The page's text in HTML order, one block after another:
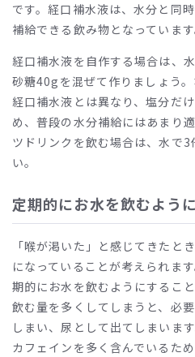
です。経口補水液は、水分と同
補給できる飲み物となっています
経口補水液を自作する場合は、
砂糖40gを混ぜて作りましょう
経口補水液とは異なり、塩分だ
め、普段の水分補給にはあまり
ツドリンクを飲む場合は、水で
い。
定期的にお水を飲むよう
「喉が渇いた」と感じてきたと
になっていることが考えられま
期的にお水を飲むようにするこ
飲む量を多くしてしまうと、必
しまい、尿として出てしまいま
カフェインを多く含んでいるた